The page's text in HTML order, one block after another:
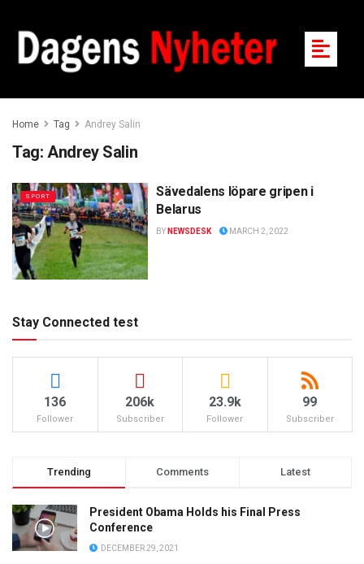
Home Tag Andrey Salin
Tag: Andrey Salin
SPORT
Sävedalens löpare gripen i
Belarus
BY NEWSDESK MARCH 2, 2022
Stay Connected test
136
Follower
206k
Subscriber
23.9k
Follower
99
Subscriber
Trending Comments Latest
President Obama Holds his Final Press
Conference
DECEMBER 29, 2021